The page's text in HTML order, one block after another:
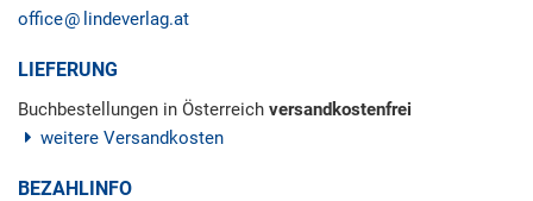
office
lindeverlag.at
LIEFERUNG
Buchbestellungen in Österreich versandkostenfrei
weitere Versandkosten
BEZAHLINFO